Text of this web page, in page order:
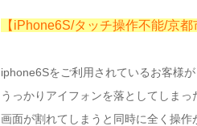
【iPhone6S/タッチ操作不能/京都
iphone6Sをご利用されているお客様が
うっかりアイフォンを落としてしまっ
画面が割れてしまうと同時に全く操作